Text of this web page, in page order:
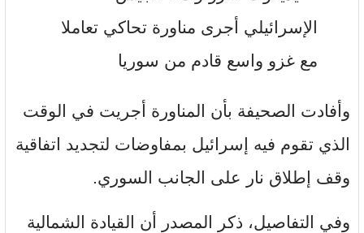
وأفادت الصحيفة بأن المناورة أجريت في الوقت
الذي تقوم فيه إسرائيل بمفاوضات لتجديد اتفاقية
وقف إطلاق نار على الجانب السوري.
وفي التفاصيل، ذكر المصدر أن القيادة الشمالية